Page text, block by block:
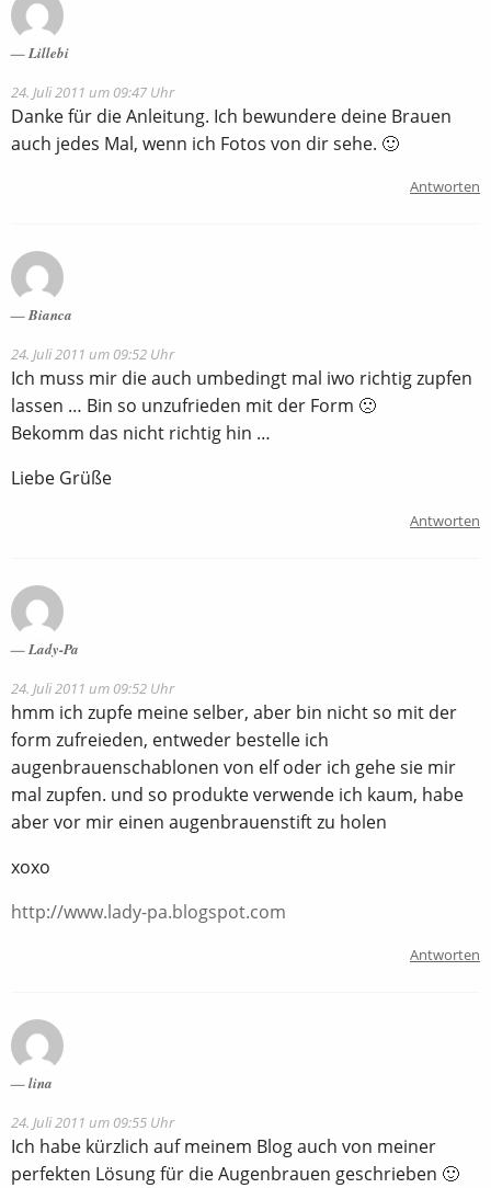
Lillebi
24. Juli 2011 um 09:47 Uhr
Danke für die Anleitung. Ich bewundere deine Brauen
auch jedes Mal, wenn ich Fotos von dir sehe. 🙂
Antworten
Bianca
24. Juli 2011 um 09:52 Uhr
Ich muss mir die auch umbedingt mal iwo richtig zupfen
lassen … Bin so unzufrieden mit der Form 🙁
Bekomm das nicht richtig hin …
Liebe Grüße
Antworten
Lady-Pa
24. Juli 2011 um 09:52 Uhr
hmm ich zupfe meine selber, aber bin nicht so mit der
form zufreieden, entweder bestelle ich
augenbrauenschablonen von elf oder ich gehe sie mir
mal zupfen. und so produkte verwende ich kaum, habe
aber vor mir einen augenbrauenstift zu holen
xoxo
http://www.lady-pa.blogspot.com
Antworten
lina
24. Juli 2011 um 09:55 Uhr
Ich habe kürzlich auf meinem Blog auch von meiner
perfekten Lösung für die Augenbrauen geschrieben 🙂